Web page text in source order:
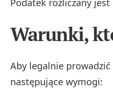
Warunki,
Aby legalnie prowadzić
następujące wymogi: